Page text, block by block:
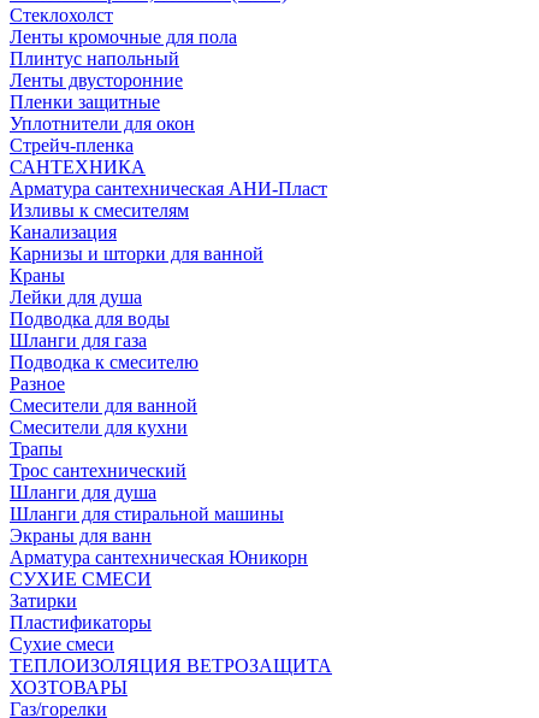
Стеклохолст
Ленты кромочные для пола
Плинтус напольный
Ленты двусторонние
Пленки защитные
Уплотнители для окон
Стрейч-пленка
САНТЕХНИКА
Арматура сантехническая АНИ-Пласт
Изливы к смесителям
Канализация
Карнизы и шторки для ванной
Краны
Лейки для душа
Подводка для воды
Шланги для газа
Подводка к смесителю
Разное
Смесители для ванной
Смесители для кухни
Трапы
Трос сантехнический
Шланги для душа
Шланги для стиральной машины
Экраны для ванн
Арматура сантехническая Юникорн
СУХИЕ СМЕСИ
Затирки
Пластификаторы
Сухие смеси
ТЕПЛОИЗОЛЯЦИЯ ВЕТРОЗАЩИТА
ХОЗТОВАРЫ
Газ/горелки